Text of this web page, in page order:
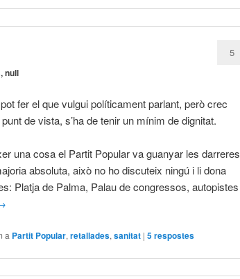
, null
5
fer el que vulgui políticament parlant, però crec
de vista, s’ha de tenir un mínim de dignitat.
una cosa el Partit Popular va guanyar les darreres
absoluta, això no ho discuteix ningú i li dona
Platja de Palma, Palau de congressos, autopistes
a Partit Popular,retallades,sanitat |5respostes